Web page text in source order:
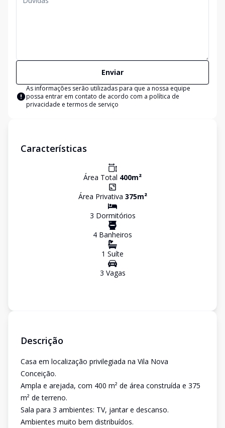
Enviar
As informações serão utilizadas para que a nossa equipe
possa entrar em contato de acordo com a política de
privacidade e termos de serviço
Características
Área Total 400m²
Área Privativa 375m²
3 Dormitórios
4 Banheiros
1 Suíte
3 Vagas
Descrição
Casa em localização privilegiada na Vila Nova
Conceição.
Ampla e arejada, com 400 m² de área construída e 375
m² de terreno.
Sala para 3 ambientes: TV, jantar e descanso.
Ambientes muito bem distribuídos.